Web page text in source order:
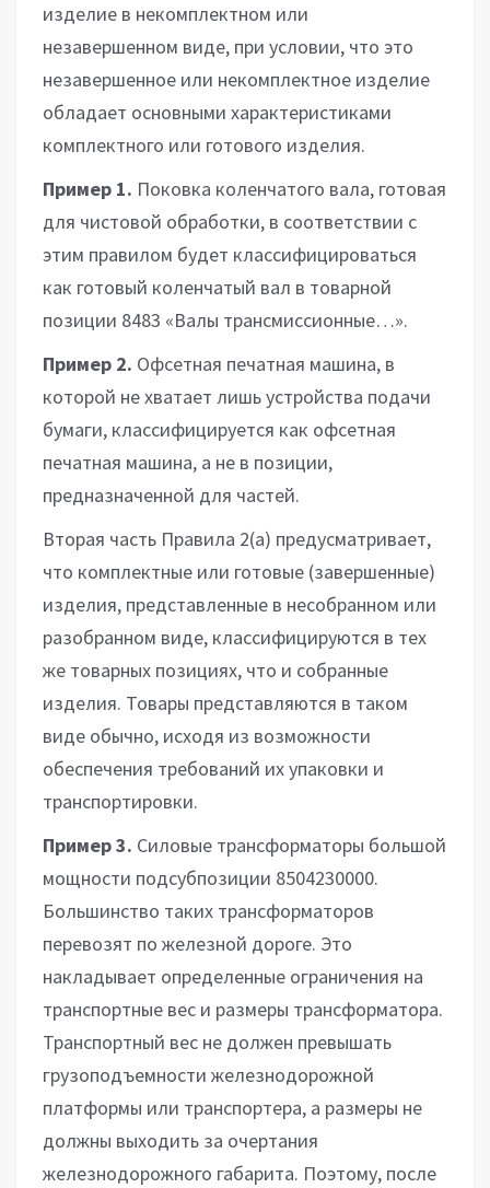
изделие в некомплектном или
незавершенном виде, при условии, что это
незавершенное или некомплектное изделие
обладает основными характеристиками
комплектного или готового изделия.
Пример 1. Поковка коленчатого вала, готовая
для чистовой обработки, в соответствии с
этим правилом будет классифицироваться
как готовый коленчатый вал в товарной
позиции 8483 «Валы трансмиссионные…».
Пример 2. Офсетная печатная машина, в
которой не хватает лишь устройства подачи
бумаги, классифицируется как офсетная
печатная машина, а не в позиции,
предназначенной для частей.
Вторая часть Правила 2(а) предусматривает,
что комплектные или готовые (завершенные)
изделия, представленные в несобранном или
разобранном виде, классифицируются в тех
же товарных позициях, что и собранные
изделия. Товары представляются в таком
виде обычно, исходя из возможности
обеспечения требований их упаковки и
транспортировки.
Пример 3. Силовые трансформаторы большой
мощности подсубпозиции 8504230000.
Большинство таких трансформаторов
перевозят по железной дороге. Это
накладывает определенные ограничения на
транспортные вес и размеры трансформатора.
Транспортный вес не должен превышать
грузоподъемности железнодорожной
платформы или транспортера, а размеры не
должны выходить за очертания
железнодорожного габарита. Поэтому, после